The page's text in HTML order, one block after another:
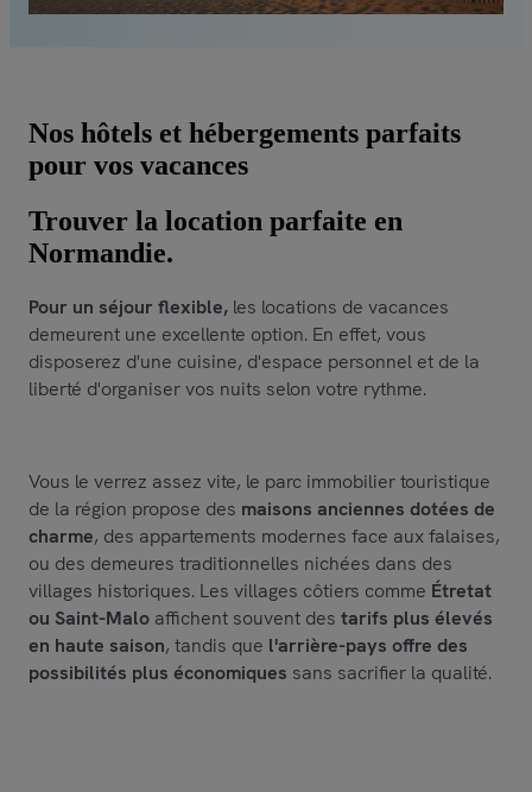
Nos hôtels et hébergements parfaits
pour vos vacances
Trouver la location parfaite en
Normandie.
Pour un séjour flexible, les locations de vacances
demeurent une excellente option. En effet, vous
disposerez d'une cuisine, d'espace personnel et de la
liberté d'organiser vos nuits selon votre rythme.
Vous le verrez assez vite, le parc immobilier touristique
de la région propose des maisons anciennes dotées de
charme, des appartements modernes face aux falaises,
ou des demeures traditionnelles nichées dans des
villages historiques. Les villages côtiers comme Étretat
ou Saint-Malo affichent souvent des tarifs plus élevés
en haute saison, tandis que l'arrière-pays offre des
possibilités plus économiques sans sacrifier la qualité.